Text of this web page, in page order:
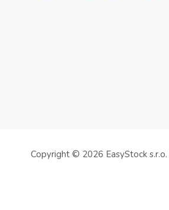
Copyright © 2026 EasyStock s.r.o.